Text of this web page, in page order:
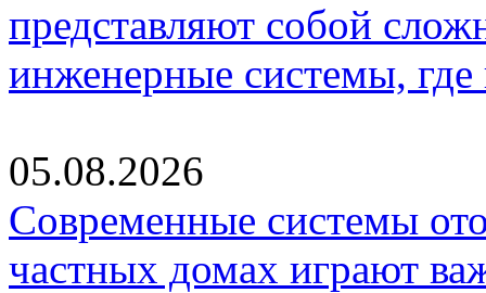
представляют собой
инженерные системы,
05.08.2026
Современные системы
частных домах играют